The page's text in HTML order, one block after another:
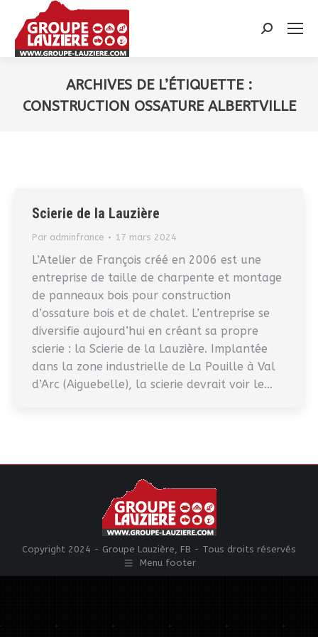
Recherche
ARCHIVES DE L’ÉTIQUETTE :
CONSTRUCTION OSSATURE ALBERTVILLE
Scierie de la Lauzière
Par adminfrance 17 mars 2024
L’Atelier de François créé en 2006 est une
entreprise de taille de charpente et montage
de panneaux bois pour construction
d’ossature bois et de chalet. L’entreprise se
diversifie aujourd’hui en créant sa propre
scierie : la Scierie de la Lauzière. Implantée
dans la zone industrielle de La Pouille à Val
d’Arc (Aiguebelle), la scierie devrait voir le…
Copyright 2024 - Groupe Lauzière, FB - Tous droits réservés
Menu footer